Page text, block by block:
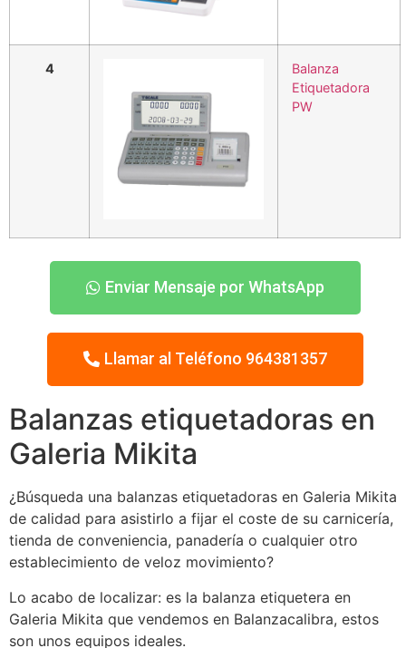
4
Balanza
Etiquetadora
PW
Enviar Mensaje por WhatsApp
Llamar al Teléfono 964381357
Balanzas etiquetadoras en
Galeria Mikita
¿Búsqueda una balanzas etiquetadoras en Galeria Mikita
de calidad para asistirlo a fijar el coste de su carnicería,
tienda de conveniencia, panadería o cualquier otro
establecimiento de veloz movimiento?
Lo acabo de localizar: es la balanza etiquetera en
Galeria Mikita que vendemos en Balanzacalibra, estos
son unos equipos ideales.